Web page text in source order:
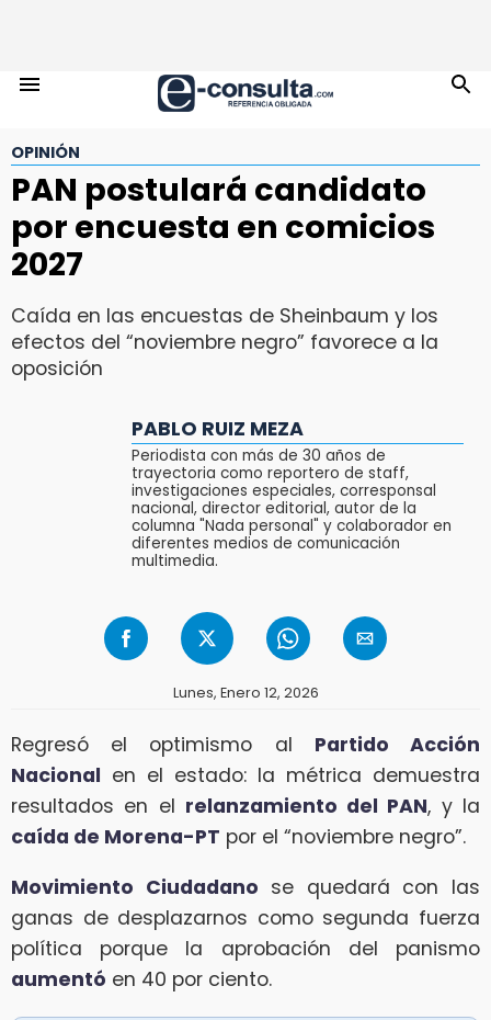
OPINIÓN
PAN postulará candidato
por encuesta en comicios
2027
Caída en las encuestas de Sheinbaum y los
efectos del “noviembre negro” favorece a la
oposición
PABLO RUIZ MEZA
Periodista con más de 30 años de
trayectoria como reportero de staff,
investigaciones especiales, corresponsal
nacional, director editorial, autor de la
columna "Nada personal" y colaborador en
diferentes medios de comunicación
multimedia.
Lunes, Enero 12, 2026
Regresó el optimismo al Partido Acción
Nacional en el estado: la métrica demuestra
resultados en el relanzamiento del PAN, y la
caída de Morena-PT por el “noviembre negro”.
Movimiento Ciudadano se quedará con las
ganas de desplazarnos como segunda fuerza
política porque la aprobación del panismo
aumentó en 40 por ciento.